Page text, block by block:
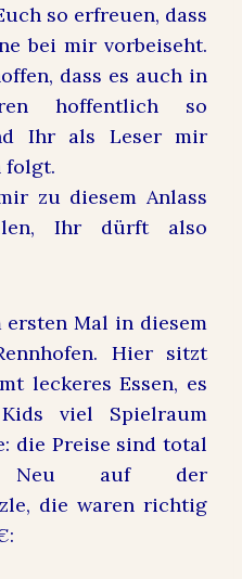
so erfreuen, dass
bei mir vorbeiseht.
dass es auch in
hoffentlich so
Ihr als Leser mir
folgt.
zu diesem Anlass
Ihr dürft also
Mal in diesem
Hier sitzt
leckeres Essen, es
viel Spielraum
die Preise sind total
Neu auf der
die waren richtig